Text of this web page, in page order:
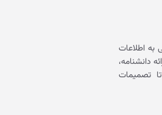
اطلاعات
دانشنامه،
تصمیمات